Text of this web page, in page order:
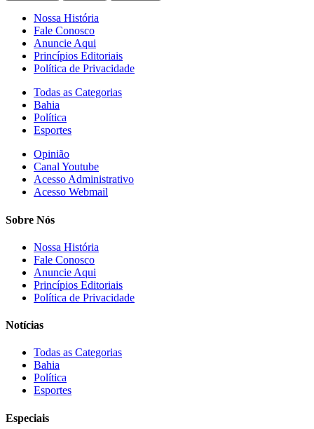
Nossa História
Fale Conosco
Anuncie Aqui
Princípios Editoriais
Política de Privacidade
Todas as Categorias
Bahia
Política
Esportes
Opinião
Canal Youtube
Acesso Administrativo
Acesso Webmail
Sobre Nós
Nossa História
Fale Conosco
Anuncie Aqui
Princípios Editoriais
Política de Privacidade
Notícias
Todas as Categorias
Bahia
Política
Esportes
Especiais